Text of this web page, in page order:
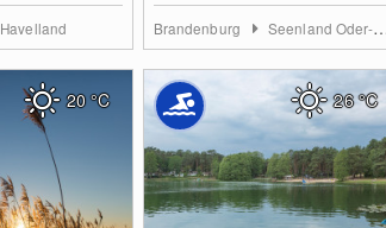
Havelland Brandenburg Seenland Oder-Spree
20°C 26°C